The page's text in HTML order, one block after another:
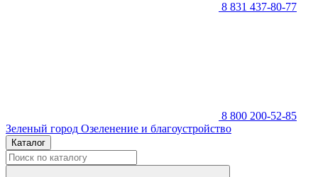
8 831 437-80-77
8 800 200-52-85
Зеленый город Озеленение и благоустройство
Каталог